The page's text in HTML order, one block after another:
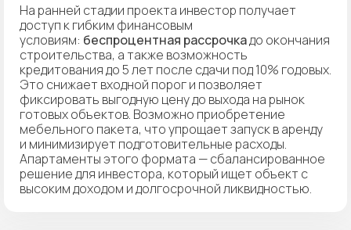
На ранней стадии проекта инвестор получает
доступ к гибким финансовым
условиям: беспроцентная рассрочкадо окончания
строительства, а также возможность
кредитования до 5 лет после сдачи под 10% годовых.
Это снижает входной порог и позволяет
фиксировать выгодную цену до выхода на рынок
готовых объектов. Возможно приобретение
мебельного пакета, что упрощает запуск в аренду
и минимизирует подготовительные расходы.
Апартаменты этого формата — сбалансированное
решение для инвестора, который ищет объект с
высоким доходом и долгосрочной ликвидностью.